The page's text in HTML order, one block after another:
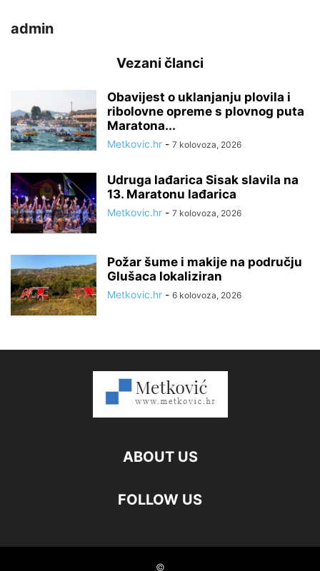
admin
Vezani članci
Obavijest o uklanjanju plovila i
ribolovne opreme s plovnog puta
Maratona...
Metkovic.hr - 7 kolovoza, 2026
Udruga lađarica Sisak slavila na
13. Maratonu lađarica
Metkovic.hr - 7 kolovoza, 2026
Požar šume i makije na području
Glušaca lokaliziran
Metkovic.hr - 6 kolovoza, 2026
ABOUT US
FOLLOW US
©